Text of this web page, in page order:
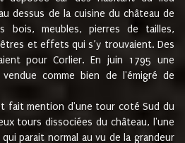
dessus de la cuisine du château de
bois, meubles, pierres de tailles,
et effets qui s’y trouvaient. Des
pour Corlier. En juin 1795 une
comme bien de l'émigré de
fait mention d'une tour coté Sud du
tours dissociées du château, l'une
parait normal au vu de la grandeur